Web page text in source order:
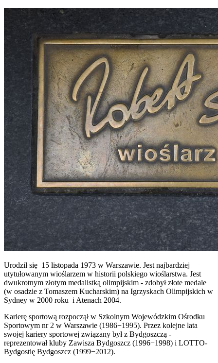
Urodził się 15 listopada 1973 w Warszawie. Jest najbardziej
utytułowanym wioślarzem w historii polskiego wioślarstwa. Jest
dwukrotnym złotym medalistką olimpijskim - zdobył złote medale
(w osadzie z Tomaszem Kucharskim) na Igrzyskach Olimpijskich w
Sydney w 2000 roku i Atenach 2004.
Karierę sportową rozpoczął w Szkolnym Wojewódzkim Ośrodku
Sportowym nr 2 w Warszawie (1986−1995). Przez kolejne lata
swojej kariery sportowej związany był z Bydgoszczą -
reprezentował kluby Zawisza Bydgoszcz (1996−1998) i LOTTO-
Bydgostię Bydgoszcz (1999−2012).